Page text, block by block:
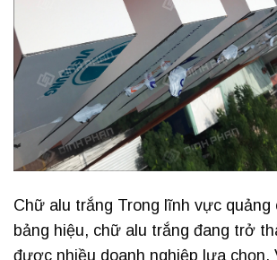
Chữ alu trắng Trong lĩnh vực quảng
bảng hiệu, chữ alu trắng đang trở
được nhiều doanh nghiệp lựa chọn.